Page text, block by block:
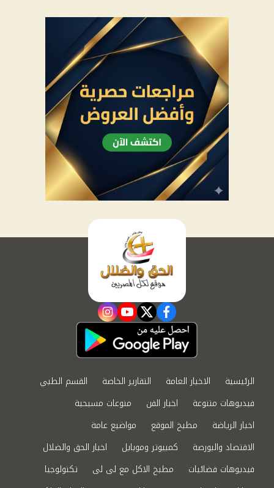
facebook
twitter
youtube
instagram
الرئيسية الاخبار العامة التقارير الخاصة
القسم الطبي
فيديوهات متنوعة
اخبار الفن
منوعات مسيحية
اخبار الرياضة
مطبخ الموقع
مواضيع عامة
الاقتصاد والبورصة
كمبيوتر وموبايل
اخبار الحق والضلال
فيديوهات فضائيات
مطبخ الاكل مع لى لى
تكنولوجيا